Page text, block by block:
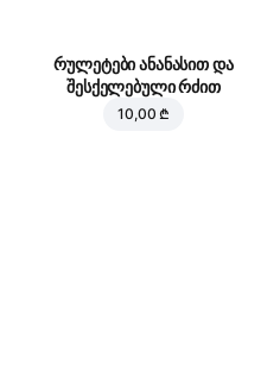
რულეტები ანანასით და
შესქელებული რძით
10,00 ₾